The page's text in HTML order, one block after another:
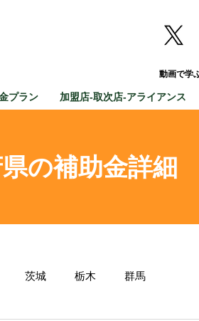
動画で学
プラン 加盟店-取次店-アライアンス
の補助金詳細
茨城 栃木 群馬